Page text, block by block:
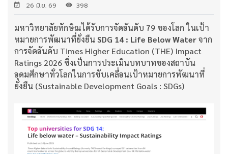
26 มิ.ย. 69 398
มหาวิทยาลัยทักษิณได้รับการจัดอันดับ 79 ของโลก ในเป้า
หมายการพัฒนาที่ยั่งยืนSDG 14 : Life Below Waterจาก
การจัดอันดับ Times Higher Education (THE) Impact
Ratings 2026 ซึ่งเป็นการประเมินบทบาทของสถาบัน
อุดมศึกษาทั่วโลกในการขับเคลื่อนเป้าหมายการพัฒนาที่
ยั่งยืน (Sustainable Development Goals : SDGs)